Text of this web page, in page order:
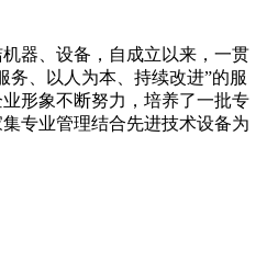
器、设备，自成立以来，一贯
务、以人为本、持续改进”的服
形象不断努力，培养了一批专
专业管理结合先进技术设备为